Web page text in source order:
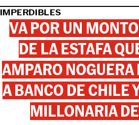
IMPERDIBLES
VA POR UN
DE LA ESTAFA
AMPARO
A BANCO DE CHILE
MILLONARIA